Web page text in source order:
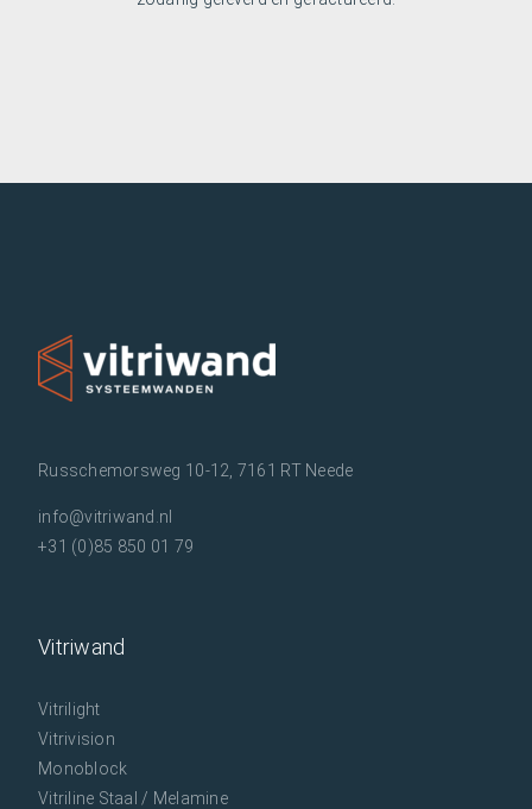
Russchemorsweg 10-12, 7161 RT Neede
info@vitriwand.nl
+31 (0)85 850 01 79
Vitriwand
Vitrilight
Vitrivision
Monoblock
Vitriline Staal / Melamine